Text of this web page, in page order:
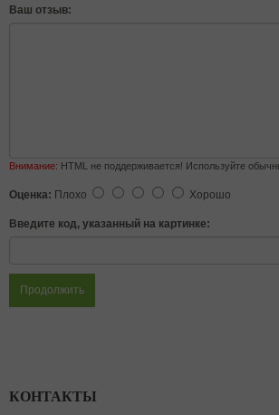
Ваш отзыв:
Внимание: HTML не поддерживается! Используйте
Оценка: Плохо Хорошо
Введите код, указанный на картинке:
Продолжить
КОНТАКТЫ